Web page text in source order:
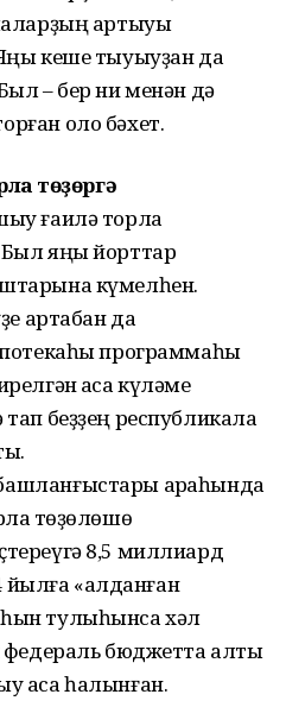
артыуы
кеше тыуыуҙан да
– бер ни менән дә
оло бәхет.
төҙөргә
ғаилә торлаҡ
яңы йорттар
күмелһен.
артабан да
программаһы
аҡса күләме
беҙҙең республикала
арҡаһында
төҙөлөшө
8,5 миллиард
йылға «алданған
тулыһынса хәл
федераль бюджетта алты
аҡса һалынған.